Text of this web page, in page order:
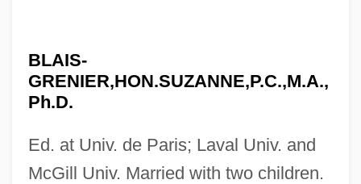
BLAIS-
GRENIER,HON.SUZANNE,P.C.,M.A.,
Ph.D.
Ed. at Univ. de Paris; Laval Univ. and
McGill Univ. Married with two children.